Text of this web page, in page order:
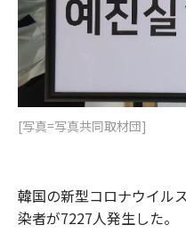
[写真=写真共同取材団]
韓国の新型コロナウイル
染者が